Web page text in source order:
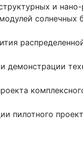
и
солнечных
демонстрации
пилотного